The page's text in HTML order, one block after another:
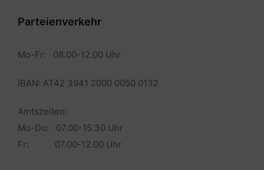
Parteienverkehr
Mo-Fr: 08.00-12.00 Uhr
IBAN: AT42 3941 2000 0050 0132
Amtszeiten:
Mo-Do: 07.00-15.30 Uhr
Fr: 07.00-12.00 Uhr